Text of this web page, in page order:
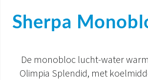
GEÏNTEGREERDE SYSTEMEN
WERELD OS
Sherpa
De monobloc lucht-water
Olimpia Splendid, met